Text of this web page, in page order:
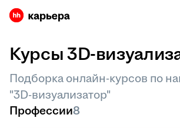
Курсы 3D-
Подборка онлайн-курсов по
"3D-визуализатор"
Профессии8